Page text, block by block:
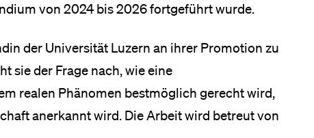
von 2024 bis 2026 fortgeführt wurde.
der Universität Luzern an ihrer Promotion zu
sie der Frage nach, wie eine
realen Phänomen bestmöglich gerecht wird,
anerkannt wird. Die Arbeit wird betreut von